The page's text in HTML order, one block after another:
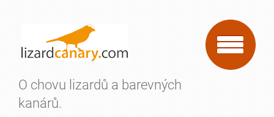
O chovu lizardů a barevných
kanárů.